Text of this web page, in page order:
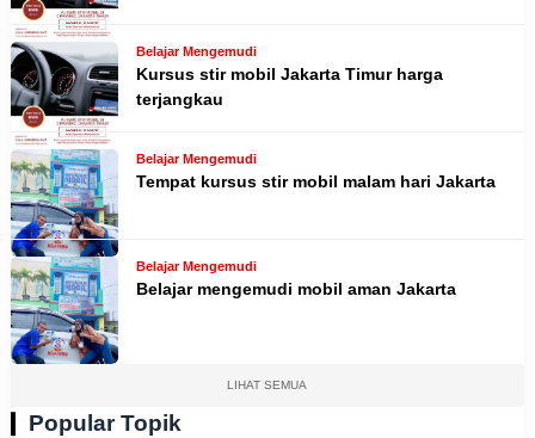
Belajar Mengemudi
Kursus stir mobil Jakarta Timur harga
terjangkau
Belajar Mengemudi
Tempat kursus stir mobil malam hari Jakarta
Belajar Mengemudi
Belajar mengemudi mobil aman Jakarta
LIHAT SEMUA
Popular Topik